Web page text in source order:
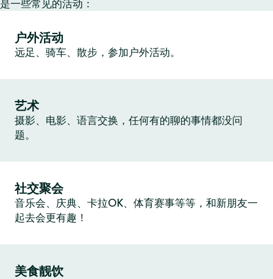
是一些常见的活动：
户外活动
远足、骑车、散步，参加户外活动。
艺术
摄影、电影、语言交换，任何有的聊的事情都没问
题。
社交聚会
音乐会、庆典、卡拉OK、体育赛事等等，和新朋友一
起去会更有趣！
美食靓饮